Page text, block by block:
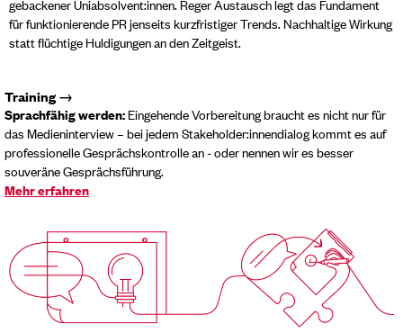
gebackener Uniabsolvent:innen. Reger Austausch legt das Fundament
für funktionierende PR jenseits kurzfristiger Trends. Nachhaltige Wirkung
statt flüchtige Huldigungen an den Zeitgeist.
Training →
Sprachfähig werden:Eingehende Vorbereitung braucht es nicht nur für
das Medieninterview – bei jedem Stakeholder:innendialog kommt es auf
professionelle Gesprächskontrolle an - oder nennen wir es besser
souveräne Gesprächsführung.
Mehr erfahren